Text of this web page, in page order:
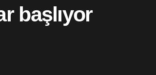
başlıyor